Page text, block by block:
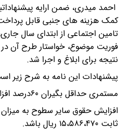
احمد میدری، ضمن ارایه
کمک هزینه های جنبی قابل
تامین اجتماعی از ابتدای سال
فوریت موضوع، خواستار طرح آن در
نتیجه برای ابلاغ و اجرا شد.
پیشنهادات این نامه به شرح زیر
مستمری حداقل بگیران ۶٠درصد افزایش یابد.
ثابت ١۵،۵٨۶،۴٧٠ ریال باشد.